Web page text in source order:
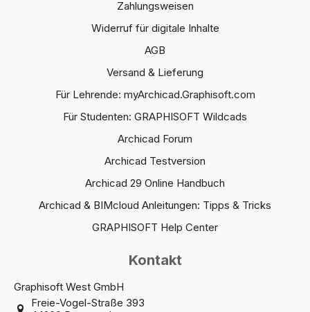
Zahlungsweisen
Widerruf für digitale Inhalte
AGB
Versand & Lieferung
Für Lehrende: myArchicad.Graphisoft.com
Für Studenten: GRAPHISOFT Wildcads
Archicad Forum
Archicad Testversion
Archicad 29 Online Handbuch
Archicad & BIMcloud Anleitungen: Tipps & Tricks
GRAPHISOFT Help Center
Kontakt
Graphisoft West GmbH
Freie-Vogel-Straße 393